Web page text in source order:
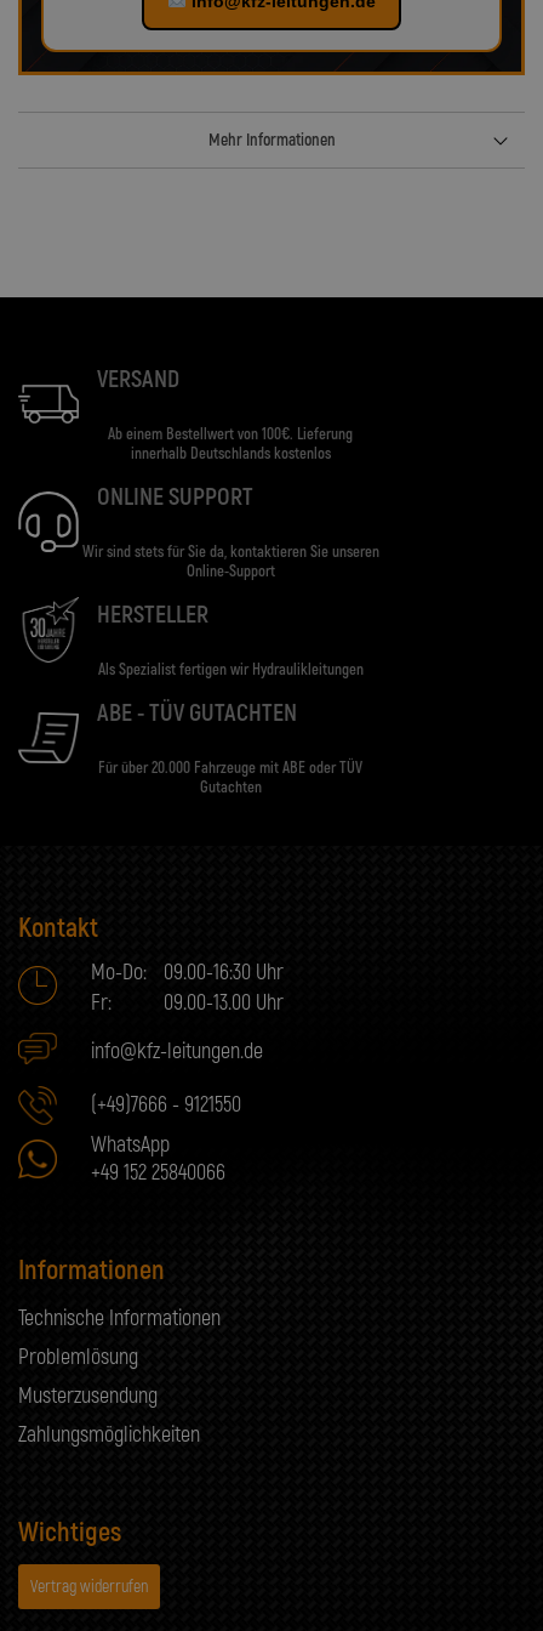
Mehr Informationen
VERSAND
Ab einem Bestellwert von 100€. Lieferung
innerhalb Deutschlands kostenlos
ONLINE SUPPORT
Wir sind stets für Sie da, kontaktieren Sie unseren
Online-Support
HERSTELLER
Als Spezialist fertigen wir Hydraulikleitungen
ABE - TÜV GUTACHTEN
Für über 20.000 Fahrzeuge mit ABE oder TÜV
Gutachten
Kontakt
Mo-Do:
09.00-16:30 Uhr
Fr:
09.00-13.00 Uhr
info@kfz-leitungen.de
(+49)7666 - 9121550
WhatsApp
+49 152 25840066
Informationen
Technische Informationen
Problemlösung
Musterzusendung
Zahlungsmöglichkeiten
Wichtiges
Vertrag widerrufen